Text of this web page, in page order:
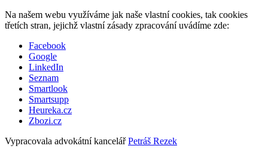
Na našem webu využíváme jak naše vlastní cookies, tak cookies
třetích stran, jejichž vlastní zásady zpracování uvádíme zde:
Facebook
Google
LinkedIn
Seznam
Smartlook
Smartsupp
Heureka.cz
Zbozi.cz
Vypracovala advokátní kancelářPetráš Rezek